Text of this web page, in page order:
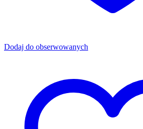
Dodaj do obserwowanych